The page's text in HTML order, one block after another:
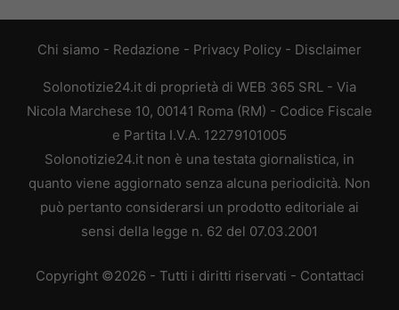
Chi siamo - Redazione - Privacy Policy - Disclaimer
Solonotizie24.it di proprietà di WEB 365 SRL - Via
Nicola Marchese 10, 00141 Roma (RM) - Codice Fiscale
e Partita I.V.A. 12279101005
Solonotizie24.it non è una testata giornalistica, in
quanto viene aggiornato senza alcuna periodicità. Non
può pertanto considerarsi un prodotto editoriale ai
sensi della legge n. 62 del 07.03.2001
Copyright ©2026 - Tutti i diritti riservati - Contattaci